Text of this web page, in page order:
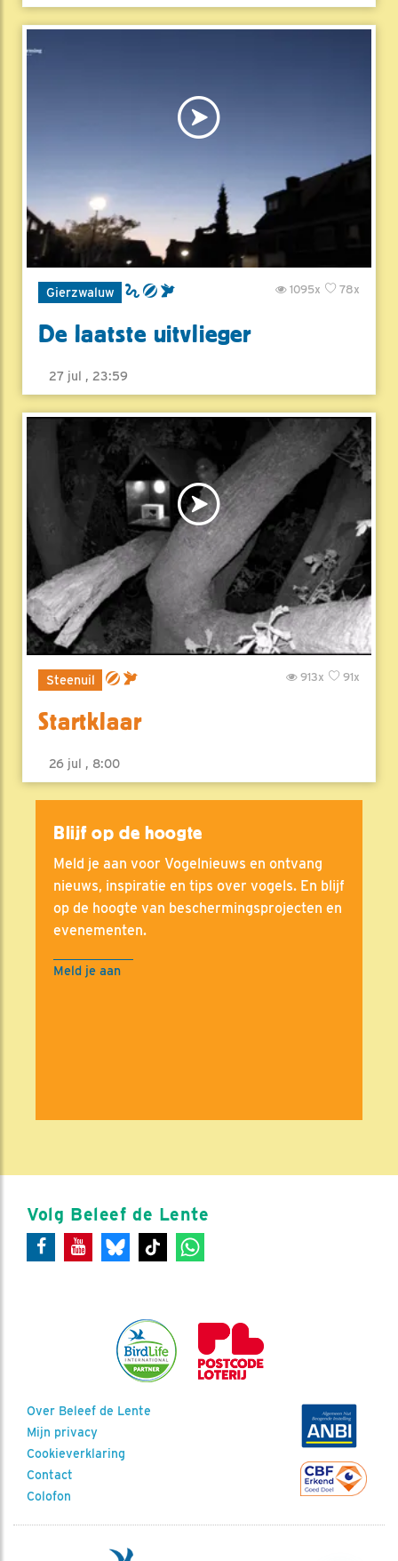
Gierzwaluw 78x
1095x
De laatste uitvlieger
27 jul , 23:59
Steenuil 91x
913x
Startklaar
26 jul , 8:00
Blijf op de hoogte
Meld je aan voor Vogelnieuws en ontvang
nieuws, inspiratie en tips over vogels. En blijf
op de hoogte van beschermingsprojecten en
evenementen.
Meld je aan
Volg Beleef de Lente
Over Beleef de Lente
Mijn privacy
Cookieverklaring
Contact
Colofon